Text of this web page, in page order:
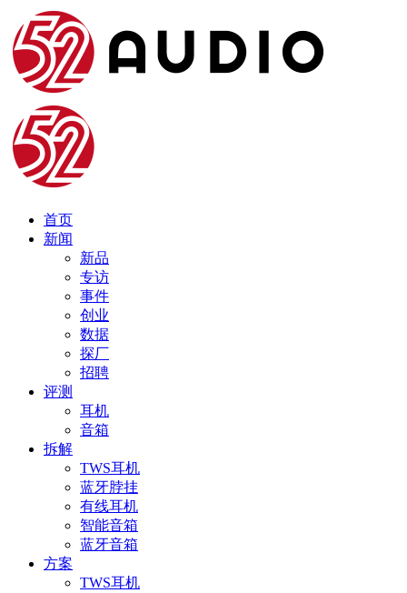
首页
新闻
新品
专访
事件
创业
数据
探厂
招聘
评测
耳机
音箱
拆解
TWS耳机
蓝牙脖挂
有线耳机
智能音箱
蓝牙音箱
方案
TWS耳机